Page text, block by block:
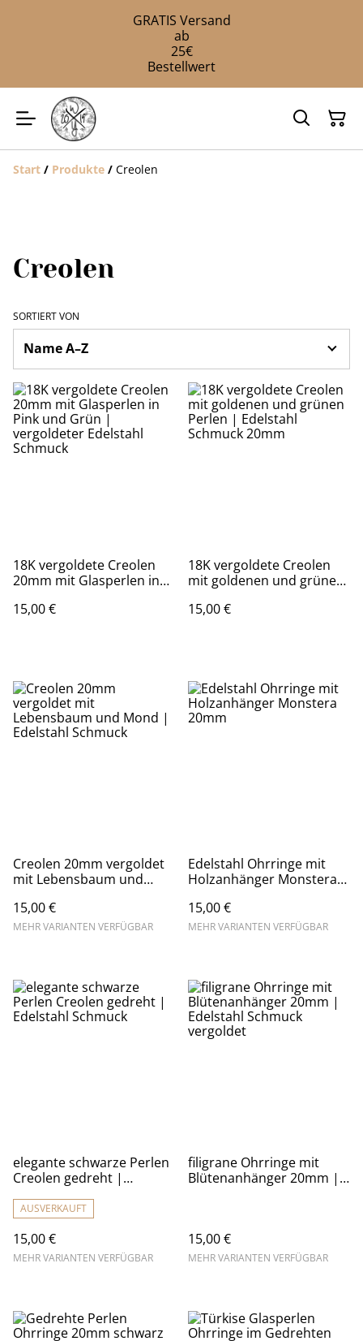
GRATIS Versand
ab
25€
Bestellwert
Start / Produkte / Creolen
Creolen
SORTIERT VON
18K vergoldete Creolen
20mm mit Glasperlen in
vergoldeter Edelstahl
15,00 €
18K vergoldete Creolen
mit goldenen und grünen
Schmuck 20mm
15,00 €
Creolen 20mm vergoldet
mit Lebensbaum und
Schmuck
15,00 €
MEHR VARIANTEN VERFÜGBAR
Edelstahl Ohrringe mit
Holzanhänger Monstera
15,00 €
MEHR VARIANTEN VERFÜGBAR
elegante schwarze Perlen
Creolen gedreht |
AUSVERKAUFT
15,00 €
MEHR VARIANTEN VERFÜGBAR
filigrane Ohrringe mit
Blütenanhänger 20mm |
15,00 €
MEHR VARIANTEN VERFÜGBAR